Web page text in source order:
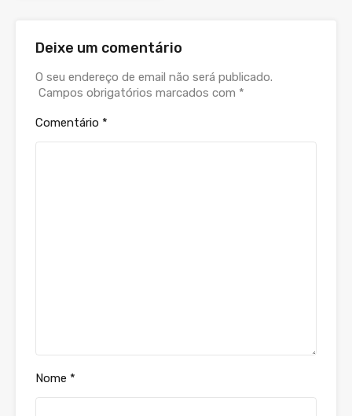
Deixe um comentário
O seu endereço de email não será publicado.
Campos obrigatórios marcados com *
Comentário *
Nome *